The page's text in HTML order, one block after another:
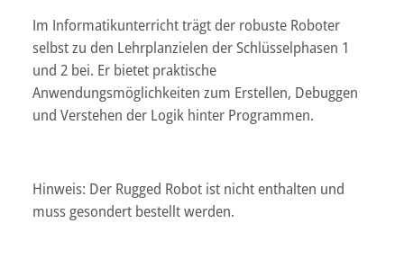
Im Informatikunterricht trägt der robuste Roboter
selbst zu den Lehrplanzielen der Schlüsselphasen 1
und 2 bei. Er bietet praktische
Anwendungsmöglichkeiten zum Erstellen, Debuggen
und Verstehen der Logik hinter Programmen.
Hinweis: Der Rugged Robot ist nicht enthalten und
muss gesondert bestellt werden.